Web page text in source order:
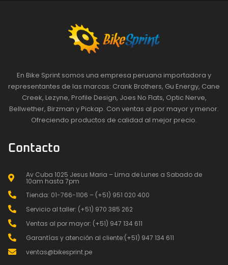
En Bike Sprint somos una empresa peruana importadora y
representantes de las marcas: Crank Brothers, Gu Energy, Cane
Creek, Lezyne, Profile Design, Joes No Flats, Optic Nerve,
Bellwether, Birzman y Pickap. Con ventas al por mayor y menor.
Ofreciendo productos de calidad al mejor precio.
Contacto
Av Cuba 1025 Jesus Maria – Lima de Lunes a Sabado de
10am hasta 7pm
Tienda: 01-766-1106 – (+51) 951 020 400
Servicio al taller: (+51) 970 385 262
Ventas al por mayor: (+51) 947 134 611
Garantías y atención al cliente:(+51) 947 134 611
ventas@bikesprint.pe